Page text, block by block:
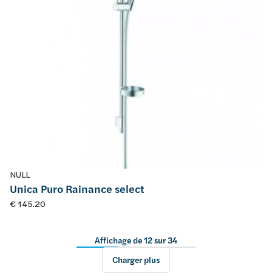
NULL
Unica Puro Rainance select
€ 145.20
Affichage de 12 sur 34
Charger plus